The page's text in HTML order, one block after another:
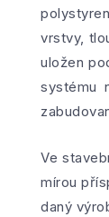
vrstvy,
uložen
systému
Ve
mírou
daný